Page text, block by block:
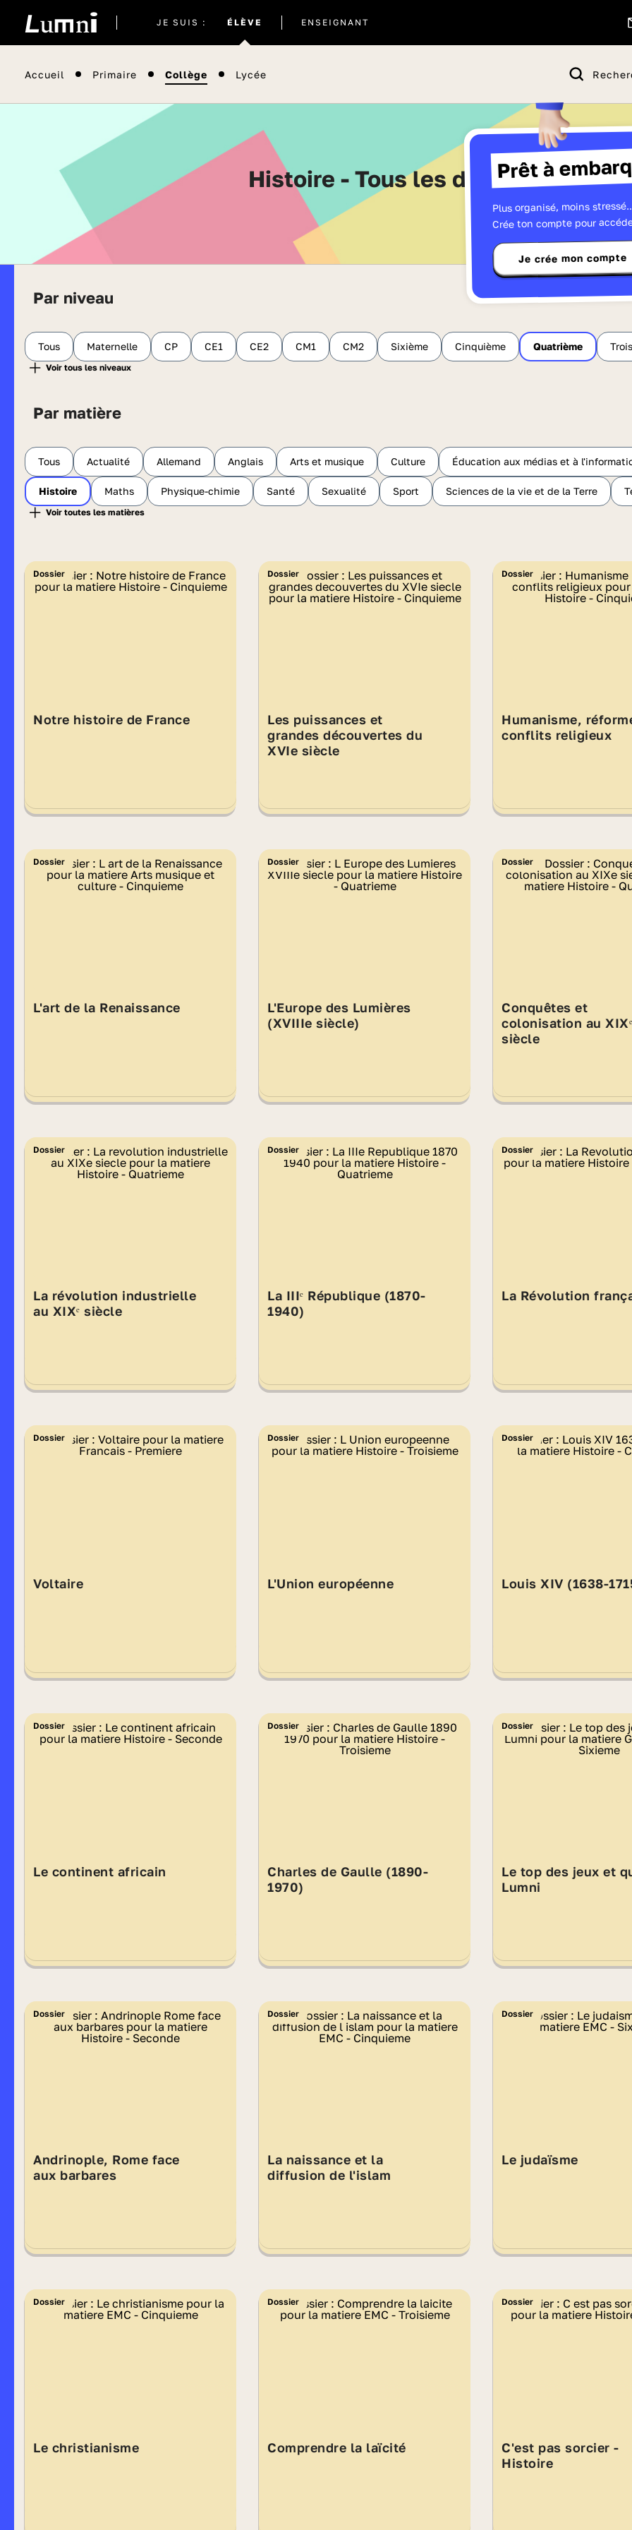
JE SUIS : ÉLÈVE
actuel
ENSEIGNANT
Accueil Primaire Collège Lycée
Prêt à
Plus organisé, moins
Crée ton compte pour
Je crée mon compte
Histoire - Tous les dossiers de
Par niveau
Tous Maternelle CP CE1 CE2 CM1 CM2 Sixième Cinquième Quatrième
Par matière
Tous Actualité Allemand Anglais Arts et musique Culture Éducation aux médias et à
Histoire Maths Physique-chimie Santé Sexualité Sport Sciences de la vie et de la Terre
Dossier
Notre histoire de France
Dossier
Les puissances et
grandes découvertes du
XVIe siècle
Dossier
Humanisme,
conflits religieux
Dossier
L'art de la Renaissance
Dossier
L'Europe des Lumières
(XVIIIe siècle)
Dossier
Conquêtes et
colonisation au XIXᵉ
siècle
Dossier
La révolution industrielle
au XIXᵉ siècle
Dossier
La IIIᵉ République (1870-
1940)
Dossier
La Révolution
Dossier
Voltaire
Dossier
L'Union européenne
Dossier
Louis XIV (1638-
Dossier
Le continent africain
Dossier
Charles de Gaulle (1890-
1970)
Dossier
Le top des jeux et
Lumni
Dossier
Andrinople, Rome face
aux barbares
Dossier
La naissance et la
diffusion de l'islam
Dossier
Le judaïsme
Dossier
Le christianisme
Dossier
Comprendre la laïcité
Dossier
C'est pas sorcier -
Histoire